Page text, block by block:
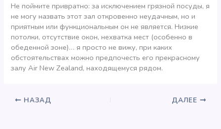
Не поймите привратно: за исключением грязной посуды, я
не могу назвать этот зал откровенно неудачным, но и
приятным или функциональным он не является. Низкие
потолки, отсутствие окон, нехватка мест (особенно в
обеденной зоне)… я просто не вижу, при каких
обстоятельствах можно предпочесть его прекрасному
залу Air New Zealand, находящемуся рядом.
НАЗАД ДАЛЕЕ